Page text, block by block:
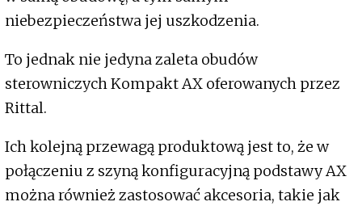
niebezpieczeństwa jej uszkodzenia.
To jednak nie jedyna zaleta obudów
sterowniczych Kompakt AX oferowanych przez
Rittal.
Ich kolejną przewagą produktową jest to, że w
połączeniu z szyną konfiguracyjną podstawy AX
można również zastosować akcesoria, takie jak